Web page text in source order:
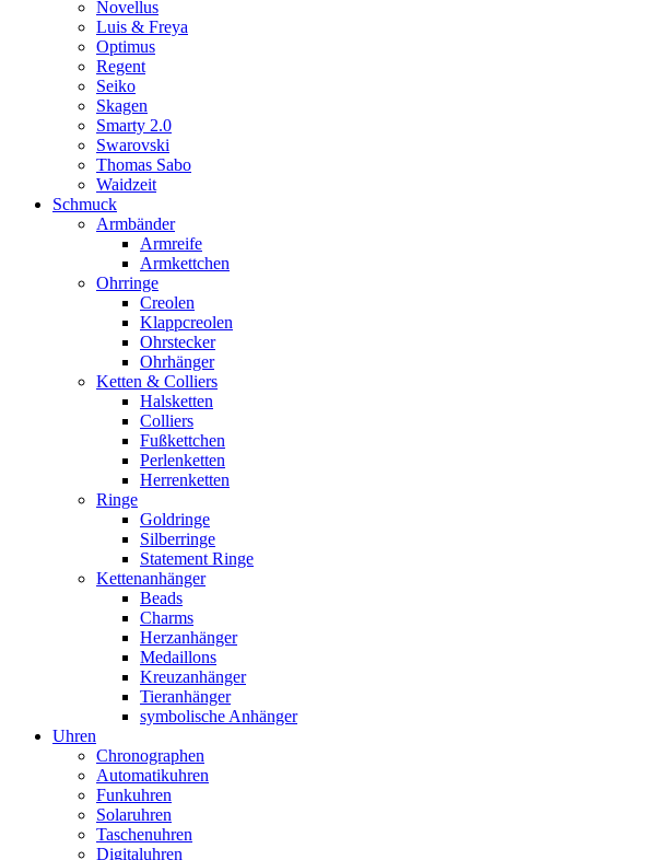
Novellus
Luis & Freya
Optimus
Regent
Seiko
Skagen
Smarty 2.0
Swarovski
Thomas Sabo
Waidzeit
Schmuck
Armbänder
Armreife
Armkettchen
Ohrringe
Creolen
Klappcreolen
Ohrstecker
Ohrhänger
Ketten & Colliers
Halsketten
Colliers
Fußkettchen
Perlenketten
Herrenketten
Ringe
Goldringe
Silberringe
Statement Ringe
Kettenanhänger
Beads
Charms
Herzanhänger
Medaillons
Kreuzanhänger
Tieranhänger
symbolische Anhänger
Uhren
Chronographen
Automatikuhren
Funkuhren
Solaruhren
Taschenuhren
Digitaluhren